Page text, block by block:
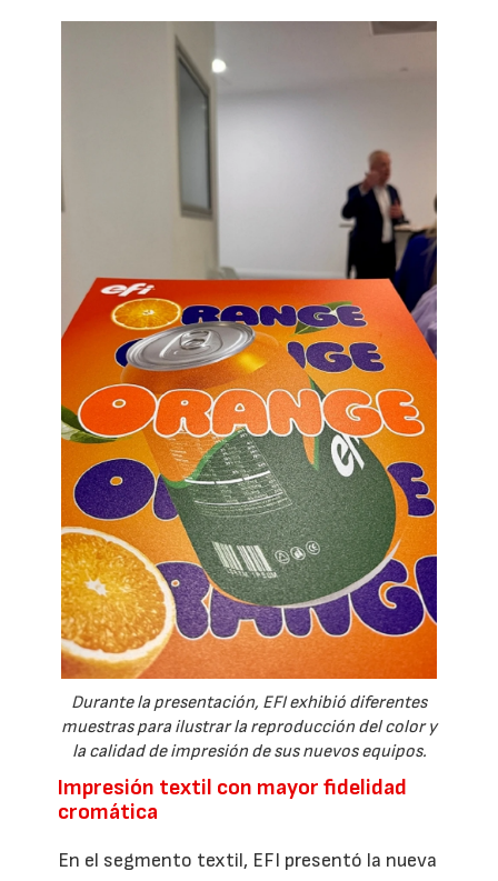
Durante la presentación, EFI exhibió diferentes
muestras para ilustrar la reproducción del color y
la calidad de impresión de sus nuevos equipos.
Impresión textil con mayor fidelidad
cromática
En el segmento textil, EFI presentó la nueva